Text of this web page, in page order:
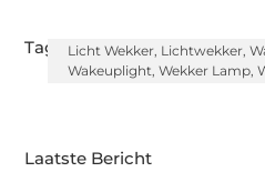
Tags: Licht Wekker, Lichtwekker,
Wakeuplight Wekker Lamp,
Laatste Bericht